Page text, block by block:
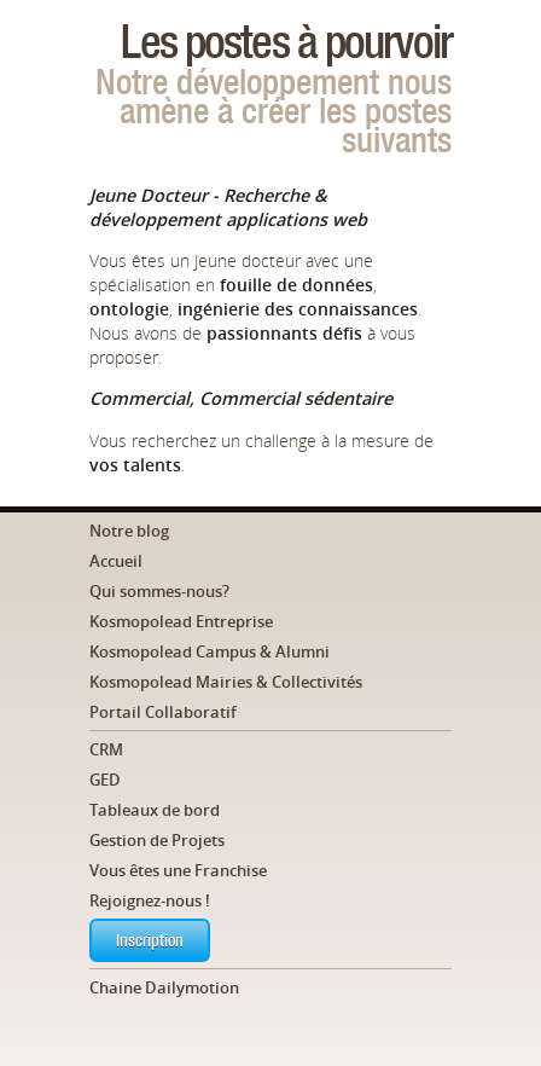
Les postes à pourvoir
Notre développement nous
amène à créer les postes
suivants
Jeune Docteur - Recherche &
développement applications web
Vous êtes un Jeune docteur avec une
spécialisation en fouille de données,
ontologie, ingénierie des connaissances.
Nous avons de passionnants défis à vous
proposer.
Commercial, Commercial sédentaire
Vous recherchez un challenge à la mesure de
vos talents.
Notre blog
Accueil
Qui sommes-nous?
Kosmopolead Entreprise
Kosmopolead Campus & Alumni
Kosmopolead Mairies & Collectivités
Portail Collaboratif
CRM
GED
Tableaux de bord
Gestion de Projets
Vous êtes une Franchise
Rejoignez-nous !
Inscription
Chaine Dailymotion